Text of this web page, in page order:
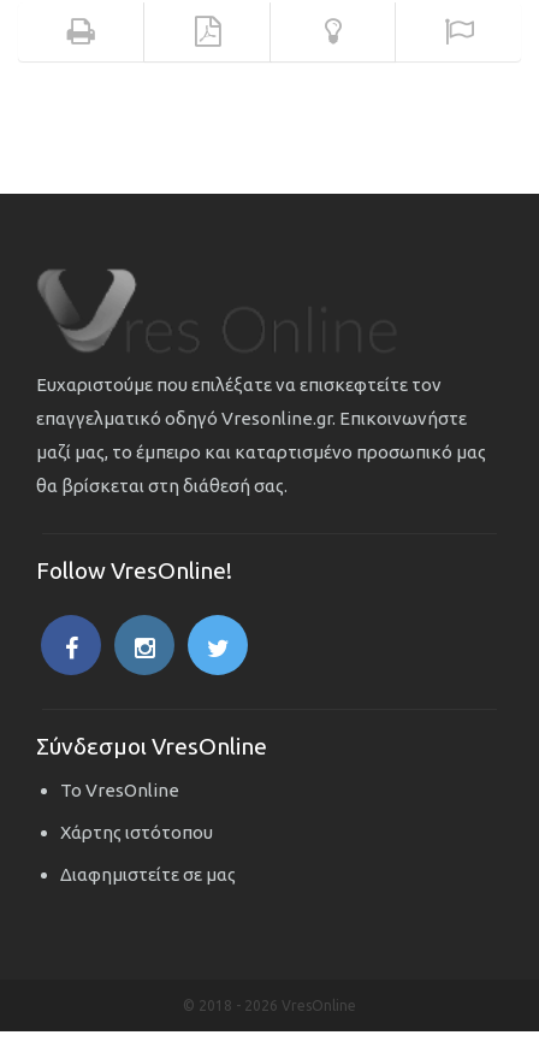
Ευχαριστούμε που επιλέξατε να επισκεφτείτε τον
επαγγελματικό οδηγό Vresonline.gr. Επικοινωνήστε
μαζί μας, το έμπειρο και καταρτισμένο προσωπικό μας
θα βρίσκεται στη διάθεσή σας.
Follow VresOnline!
Σύνδεσμοι VresOnline
Το VresOnline
Χάρτης ιστότοπου
Διαφημιστείτε σε μας
© 2018 - 2026 VresOnline